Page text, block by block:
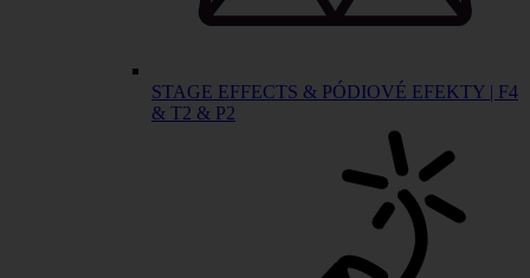
STAGE EFFECTS & PÓDIOVÉ EFEKTY | F4
& T2 & P2